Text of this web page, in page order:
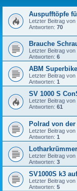
Auspufftöpfe
Letzter Beitrag von
Antworten: 70
Brauche
Letzter Beitrag von
Antworten: 6
ABM
Letzter Beitrag von
Antworten: 1
SV 1000 S
Letzter Beitrag von
Antworten: 61
Polrad von
Letzter Beitrag von
Antworten: 1
Lotharkrümmer
Letzter Beitrag von
Antworten: 3
SV1000S k3
Letzter Beitrag von
Antworten: 5